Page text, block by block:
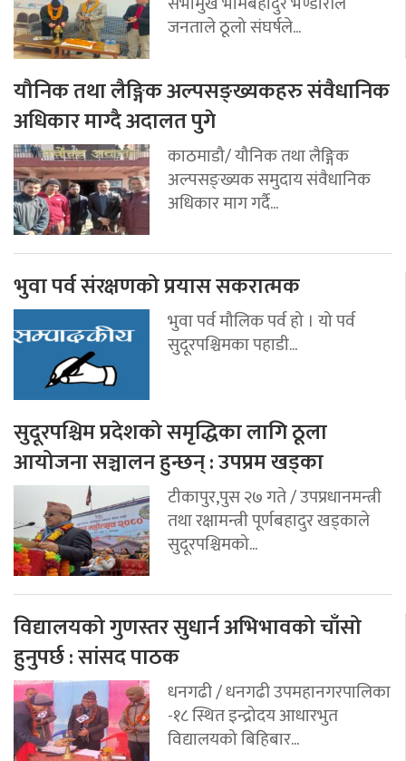
जनताले ठूलो संघर्षले...
यौनिक तथा लैङ्गिक अल्पसङ्ख्यकहरु संवैधानिक
अधिकार माग्दै अदालत पुगे
काठमाडौ/ यौनिक तथा लैङ्गिक
अल्पसङ्ख्यक समुदाय संवैधानिक
अधिकार माग गर्दै...
भुवा पर्व संरक्षणको प्रयास सकरात्मक
भुवा पर्व मौलिक पर्व हो । यो पर्व
सुदूरपश्चिमका पहाडी...
सुदूरपश्चिम प्रदेशको समृद्धिका लागि ठूला
आयोजना सञ्चालन हुन्छन् : उपप्रम खड्का
टीकापुर,पुस २७ गते / उपप्रधानमन्त्री
तथा रक्षामन्त्री पूर्णबहादुर खड्काले
सुदूरपश्चिमको...
विद्यालयको गुणस्तर सुधार्न अभिभावको चाँसो
हुनुपर्छ : सांसद पाठक
धनगढी / धनगढी उपमहानगरपालिका
-१८ स्थित इन्द्रोदय आधारभुत
विद्यालयको बिहिबार...